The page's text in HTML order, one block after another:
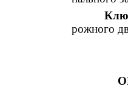
рожного